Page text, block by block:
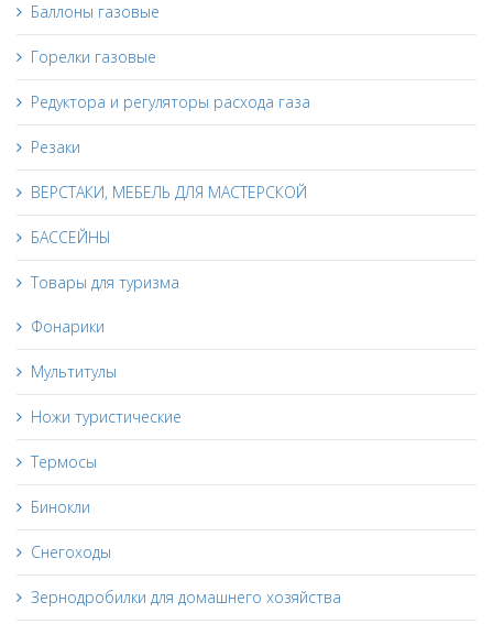
Баллоны газовые
Горелки газовые
Редуктора и регуляторы расхода газа
Резаки
ВЕРСТАКИ, МЕБЕЛЬ ДЛЯ МАСТЕРСКОЙ
БАССЕЙНЫ
Товары для туризма
Фонарики
Мультитулы
Ножи туристические
Термосы
Бинокли
Снегоходы
Зернодробилки для домашнего хозяйства